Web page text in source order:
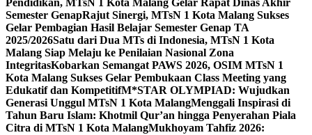
Pendidikan, MTsN 1 Kota Malang Gelar Rapat Dinas Akhir
Semester GenapRajut Sinergi, MTsN 1 Kota Malang Sukses
Gelar Pembagian Hasil Belajar Semester Genap TA
2025/2026Satu dari Dua MTs di Indonesia, MTsN 1 Kota
Malang Siap Melaju ke Penilaian Nasional Zona
IntegritasKobarkan Semangat PAWS 2026, OSIM MTsN 1
Kota Malang Sukses Gelar Pembukaan Class Meeting yang
Edukatif dan KompetitifM*STAR OLYMPIAD: Wujudkan
Generasi Unggul MTsN 1 Kota MalangMenggali Inspirasi di
Tahun Baru Islam: Khotmil Qur’an hingga Penyerahan Piala
Citra di MTsN 1 Kota MalangMukhoyam Tahfiz 2026: